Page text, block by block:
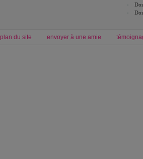
plan du site envoyer à une amie